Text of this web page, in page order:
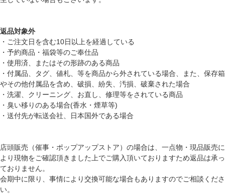
返品対象外
・ご注文日を含む10日以上を経過している
・予約商品・福袋等のご奉仕品
・使用済、またはその形跡のある商品
・付属品、タグ、値札、等を商品から外されている場合、また、保存箱
やその他付属品を含め、破損、紛失、汚損、破棄された場合
・洗濯、クリーニング、お直し、修理等をされている商品
・臭い移りのある場合(香水・煙草等)
・送付先が転送会社、日本国外である場合
店頭販売（催事・ポップアップストア）の場合は、一点物・現品販売に
より現物をご確認頂きました上でご購入頂いておりますため返品は承っ
ておりません。
会期中に限り、事情により交換可能な場合もありますのでご相談くださ
い。